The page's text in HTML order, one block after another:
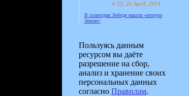
4:23, 21 April, 2014
В созвездии Лебедя нашли «вторую
Землю»
Пользуясь данным
ресурсом вы даёте
разрешение на сбор,
анализ и хранение своих
персональных данных
согласно Правилам.